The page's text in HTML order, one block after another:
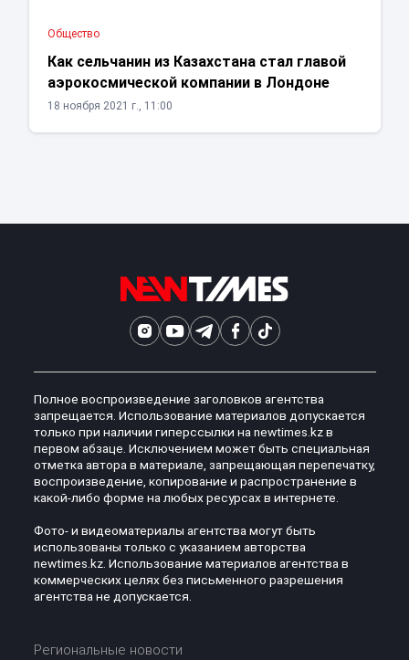
Общество
Как сельчанин из Казахстана стал главой
аэрокосмической компании в Лондоне
18 ноября 2021 г., 11:00
Полное воспроизведение заголовков агентства
запрещается. Использование материалов допускается
только при наличии гиперссылки на newtimes.kz в
первом абзаце. Исключением может быть специальная
отметка автора в материале, запрещающая перепечатку,
воспроизведение, копирование и распространение в
какой-либо форме на любых ресурсах в интернете.
Фото- и видеоматериалы агентства могут быть
использованы только с указанием авторства
newtimes.kz. Использование материалов агентства в
коммерческих целях без письменного разрешения
агентства не допускается.
Региональные новости